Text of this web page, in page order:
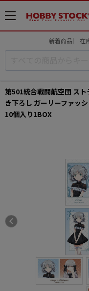
メ
ニ
新着商品 在
第501統合戦闘航空団 ス
き下ろし ガーリーファッ
10個入り1BOX